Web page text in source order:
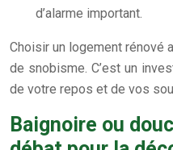
d’alarme important.
Choisir un logement rénové
de snobisme. C’est un
de votre repos et de vos
Baignoire ou